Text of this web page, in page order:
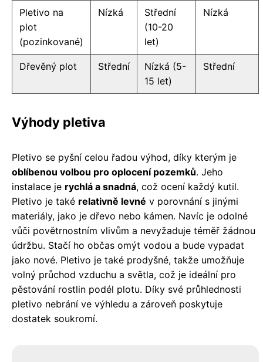
Pletivo na
plot
(pozinkované)
Nízká
Střední
(10-20
let)
Nízká
Dřevěný plot Střední
Nízká (5-
15 let)
Střední
Výhody pletiva
Pletivo se pyšní celou řadou výhod, díky kterým je
oblíbenou volbou pro oplocení pozemků. Jeho
instalace je rychlá a snadná, což ocení každý kutil.
Pletivo je také relativně levné v porovnání s jinými
materiály, jako je dřevo nebo kámen. Navíc je odolné
vůči povětrnostním vlivům a nevyžaduje téměř žádnou
údržbu. Stačí ho občas omýt vodou a bude vypadat
jako nové. Pletivo je také prodyšné, takže umožňuje
volný průchod vzduchu a světla, což je ideální pro
pěstování rostlin podél plotu. Díky své průhlednosti
pletivo nebrání ve výhledu a zároveň poskytuje
dostatek soukromí.